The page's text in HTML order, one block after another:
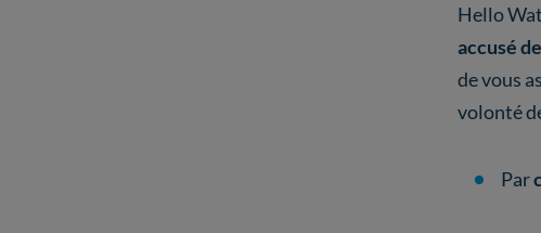
Hello
accusé
de vous
volonté
Par